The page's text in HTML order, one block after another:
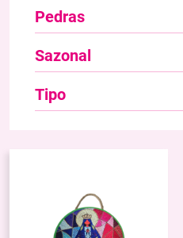
Pedras
Sazonal
Tipo